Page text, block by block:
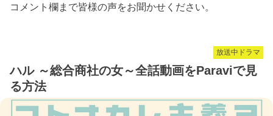
コメント欄まで皆様の声をお聞かせください。
放送中ドラマ
ハル ～総合商社の女～全話動画をParaviで見
る方法